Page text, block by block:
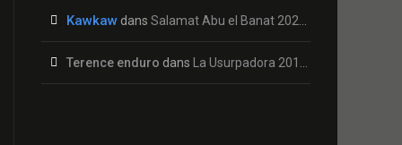
Kawkaw dans Salamat Abu el Banat 2020 en Streaming HD Gratuit !
Terence enduro dans La Usurpadora 2019 en Streaming HD Gratuit !